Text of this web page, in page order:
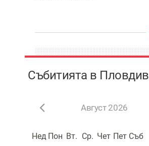
Събитията в Пловдив
Август 2026
Нед Пон Вт. Ср. Чет Пет Съб